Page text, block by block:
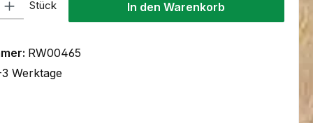
Stück In den Warenkorb
RW00465
Werktage